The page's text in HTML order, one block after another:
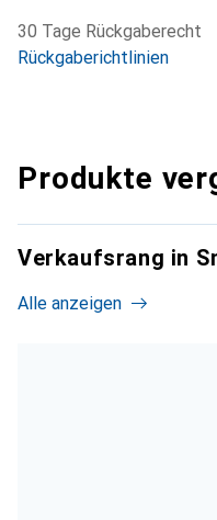
30 Tage Rückgaberecht
Rückgaberichtlinien
Produkte
Verkaufsrang in
Alle anzeigen